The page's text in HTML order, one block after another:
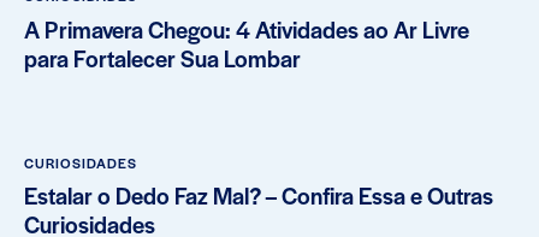
A Primavera Chegou: 4 Atividades ao Ar Livre
para Fortalecer Sua Lombar
CURIOSIDADES
Estalar o Dedo Faz Mal? – Confira Essa e Outras
Curiosidades